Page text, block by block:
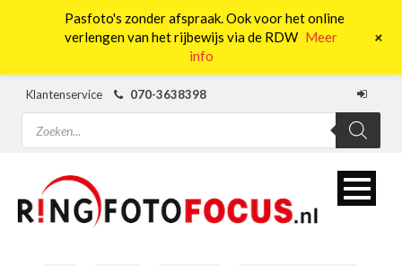
Klantenservice
070-3638398
Producten
zoeken
Pasfoto's zonder afspraak. Ook voor het online
verlengen van het rijbewijs via de RDW Meer
info
+